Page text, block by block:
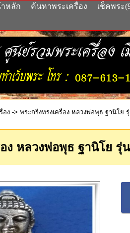
หลัก ค้นหาพระเครื่อง เช็คพระ
อง -> พระกริ่งทรงเครื่อง หลวงพ่อพุธ ฐานิโย
ง หลวงพ่อพุธ ฐานิโย